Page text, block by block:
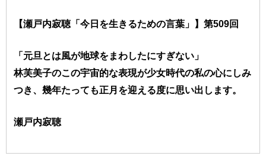
【瀬戸内寂聴「今日を生きるための言葉」】第509回
「元旦とは風が地球をまわしたにすぎない」
林芙美子のこの宇宙的な表現が少女時代の私の心にしみ
つき、幾年たっても正月を迎える度に思い出します。
瀬戸内寂聴